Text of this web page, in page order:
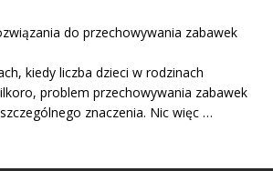
do przechowywania zabawek
kiedy liczba dzieci w rodzinach
problem przechowywania zabawek
znaczenia. Nic więc …